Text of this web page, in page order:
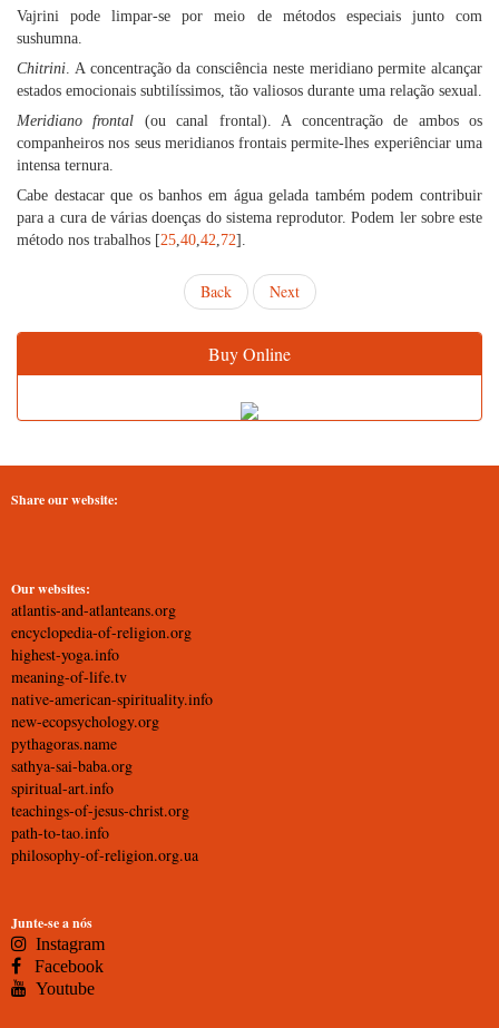
Vajrini pode limpar-se por meio de métodos especiais junto com
sushumna.
Chitrini. A concentração da consciência neste meridiano permite alcançar
estados emocionais subtilíssimos, tão valiosos durante uma relação sexual.
Meridiano frontal (ou canal frontal). A concentração de ambos os
companheiros nos seus meridianos frontais permite-lhes experiênciar uma
intensa ternura.
Cabe destacar que os banhos em água gelada também podem contribuir
para a cura de várias doenças do sistema reprodutor. Podem ler sobre este
método nos trabalhos [25,40,42,72].
Back Next
Buy Online
Share our website:
Our websites:
atlantis-and-atlanteans.org
encyclopedia-of-religion.org
highest-yoga.info
meaning-of-life.tv
native-american-spirituality.info
new-ecopsychology.org
pythagoras.name
sathya-sai-baba.org
spiritual-art.info
teachings-of-jesus-christ.org
path-to-tao.info
philosophy-of-religion.org.ua
Junte-se a nós
Instagram
Facebook
Youtube